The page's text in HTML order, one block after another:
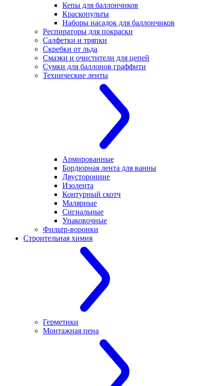
Кепы для баллончиков
Краскопульты
Наборы насадок для баллончиков
Респираторы для покраски
Салфетки и тряпки
Скребки от льда
Смазки и очистители для цепей
Сумки для баллонов граффити
Технические ленты
Армированные
Бордюрная лента для ванны
Двусторонние
Изолента
Контурный скотч
Малярные
Сигнальные
Упаковочные
Фильтр-воронки
Строительная химия
Герметики
Монтажная пена